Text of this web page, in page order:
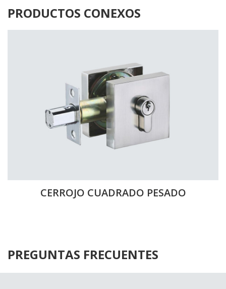
PRODUCTOS CONEXOS
CERROJO CUADRADO PESADO
PREGUNTAS FRECUENTES